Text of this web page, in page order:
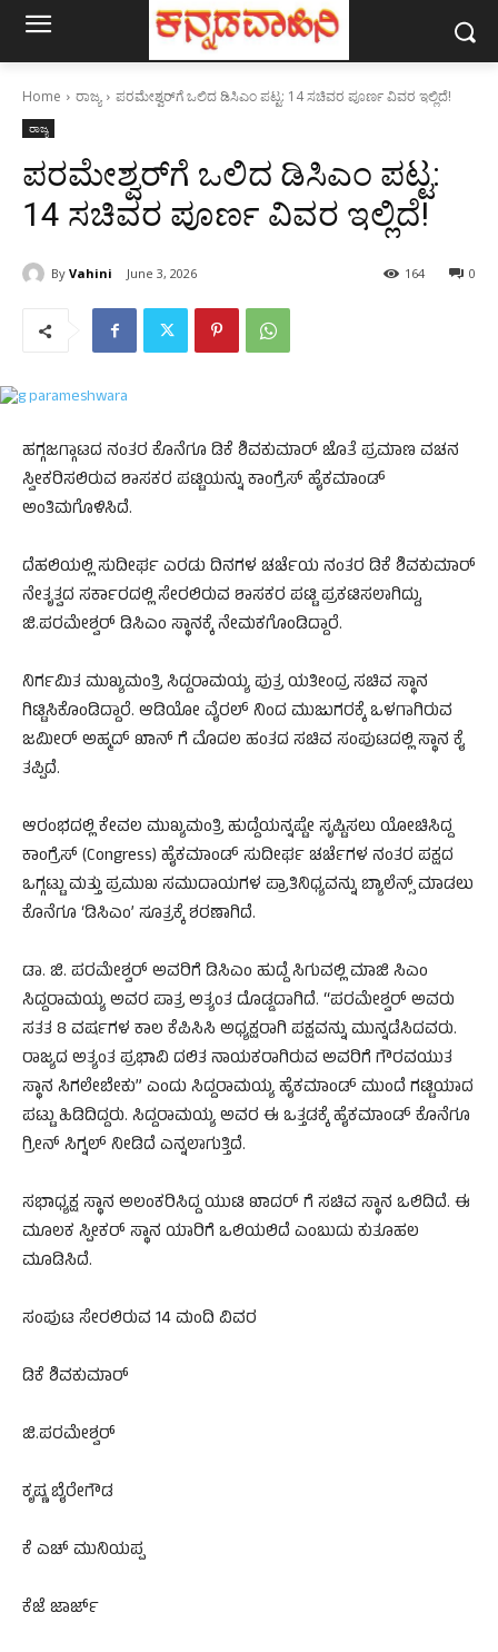
Home ರಾಜ್ಯ ಪರಮೇಶ್ವರ್‌ಗೆ ಒಲಿದ ಡಿಸಿಎಂ ಪಟ್ಟ: 14 ಸಚಿವರ ಪೂರ್ಣ ವಿವರ ಇಲ್ಲಿದೆ!
ರಾಜ್ಯ
ಪರಮೇಶ್ವರ್‌ಗೆ ಒಲಿದ ಡಿಸಿಎಂ ಪಟ್ಟ:
14 ಸಚಿವರ ಪೂರ್ಣ ವಿವರ ಇಲ್ಲಿದೆ!
By Vahini June 3, 2026 0
164
ಹಗ್ಗಜಗ್ಗಾಟದ ನಂತರ ಕೊನೆಗೂ ಡಿಕೆ ಶಿವಕುಮಾರ್‌ ಜೊತೆ ಪ್ರಮಾಣ ವಚನ
ಸ್ವೀಕರಿಸಲಿರುವ ಶಾಸಕರ ಪಟ್ಟಿಯನ್ನು ಕಾಂಗ್ರೆಸ್‌ ಹೈಕಮಾಂಡ್‌
ಅಂತಿಮಗೊಳಿಸಿದೆ.
ದೆಹಲಿಯಲ್ಲಿ ಸುದೀರ್ಘ ಎರಡು ದಿನಗಳ ಚರ್ಚೆಯ ನಂತರ ಡಿಕೆ ಶಿವಕುಮಾರ್‌
ನೇತೃತ್ವದ ಸರ್ಕಾರದಲ್ಲಿ ಸೇರಲಿರುವ ಶಾಸಕರ ಪಟ್ಟಿ ಪ್ರಕಟಿಸಲಾಗಿದ್ದು,
ಜಿ.ಪರಮೇಶ್ವರ್‌ ಡಿಸಿಎಂ ಸ್ಥಾನಕ್ಕೆ ನೇಮಕಗೊಂಡಿದ್ದಾರೆ.
ನಿರ್ಗಮಿತ ಮುಖ್ಯಮಂತ್ರಿ ಸಿದ್ದರಾಮಯ್ಯ ಪುತ್ರ ಯತೀಂದ್ರ ಸಚಿವ ಸ್ಥಾನ
ಗಿಟ್ಟಿಸಿಕೊಂಡಿದ್ದಾರೆ. ಆಡಿಯೋ ವೈರಲ್‌ ನಿಂದ ಮುಜುಗರಕ್ಕೆ ಒಳಗಾಗಿರುವ
ಜಮೀರ್‌ ಅಹ್ಮದ್‌ ಖಾನ್‌ ಗೆ ಮೊದಲ ಹಂತದ ಸಚಿವ ಸಂಪುಟದಲ್ಲಿ ಸ್ಥಾನ ಕೈ
ತಪ್ಪಿದೆ.
ಆರಂಭದಲ್ಲಿ ಕೇವಲ ಮುಖ್ಯಮಂತ್ರಿ ಹುದ್ದೆಯನ್ನಷ್ಟೇ ಸೃಷ್ಟಿಸಲು ಯೋಚಿಸಿದ್ದ
ಕಾಂಗ್ರೆಸ್ (Congress) ಹೈಕಮಾಂಡ್ ಸುದೀರ್ಘ ಚರ್ಚೆಗಳ ನಂತರ ಪಕ್ಷದ
ಒಗ್ಗಟ್ಟು ಮತ್ತು ಪ್ರಮುಖ ಸಮುದಾಯಗಳ ಪ್ರಾತಿನಿಧ್ಯವನ್ನು ಬ್ಯಾಲೆನ್ಸ್ ಮಾಡಲು
ಕೊನೆಗೂ ‘ಡಿಸಿಎಂ’ ಸೂತ್ರಕ್ಕೆ ಶರಣಾಗಿದೆ.
ಡಾ. ಜಿ. ಪರಮೇಶ್ವರ್ ಅವರಿಗೆ ಡಿಸಿಎಂ ಹುದ್ದೆ ಸಿಗುವಲ್ಲಿ ಮಾಜಿ ಸಿಎಂ
ಸಿದ್ದರಾಮಯ್ಯ ಅವರ ಪಾತ್ರ ಅತ್ಯಂತ ದೊಡ್ಡದಾಗಿದೆ. “ಪರಮೇಶ್ವರ್ ಅವರು
ಸತತ 8 ವರ್ಷಗಳ ಕಾಲ ಕೆಪಿಸಿಸಿ ಅಧ್ಯಕ್ಷರಾಗಿ ಪಕ್ಷವನ್ನು ಮುನ್ನಡೆಸಿದವರು.
ರಾಜ್ಯದ ಅತ್ಯಂತ ಪ್ರಭಾವಿ ದಲಿತ ನಾಯಕರಾಗಿರುವ ಅವರಿಗೆ ಗೌರವಯುತ
ಸ್ಥಾನ ಸಿಗಲೇಬೇಕು” ಎಂದು ಸಿದ್ದರಾಮಯ್ಯ ಹೈಕಮಾಂಡ್ ಮುಂದೆ ಗಟ್ಟಿಯಾದ
ಪಟ್ಟು ಹಿಡಿದಿದ್ದರು. ಸಿದ್ದರಾಮಯ್ಯ ಅವರ ಈ ಒತ್ತಡಕ್ಕೆ ಹೈಕಮಾಂಡ್ ಕೊನೆಗೂ
ಗ್ರೀನ್ ಸಿಗ್ನಲ್ ನೀಡಿದೆ ಎನ್ನಲಾಗುತ್ತಿದೆ.
ಸಭಾಧ್ಯಕ್ಷ ಸ್ಥಾನ ಅಲಂಕರಿಸಿದ್ದ ಯುಟಿ ಖಾದರ್‌ ಗೆ ಸಚಿವ ಸ್ಥಾನ ಒಲಿದಿದೆ. ಈ
ಮೂಲಕ ಸ್ಪೀಕರ್‌ ಸ್ಥಾನ ಯಾರಿಗೆ ಒಲಿಯಲಿದೆ ಎಂಬುದು ಕುತೂಹಲ
ಮೂಡಿಸಿದೆ.
ಸಂಪುಟ ಸೇರಲಿರುವ 14 ಮಂದಿ ವಿವರ
ಡಿಕೆ ಶಿವಕುಮಾರ್‌
ಜಿ.ಪರಮೇಶ್ವರ್‌
ಕೃಷ್ಣ ಬೈರೇಗೌಡ
ಕೆ ಎಚ್‌ ಮುನಿಯಪ್ಪ
ಕೆಜೆ ಜಾರ್ಜ್‌